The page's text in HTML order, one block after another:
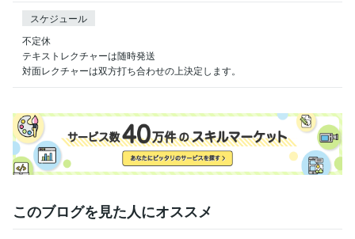
スケジュール
不定休
テキストレクチャーは随時発送
対面レクチャーは双方打ち合わせの上決定します。
このブログを見た人にオススメ